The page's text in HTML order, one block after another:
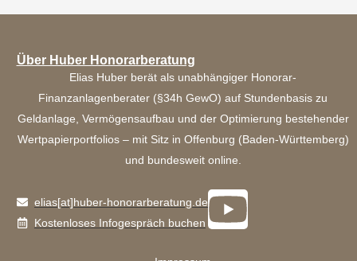
Über Huber Honorarberatung
Elias Huber berät als unabhängiger Honorar-
Finanzanlagenberater (§34h GewO) auf Stundenbasis zu
Geldanlage, Vermögensaufbau und der Optimierung bestehender
Wertpapierportfolios – mit Sitz in Offenburg (Baden-Württemberg)
und bundesweit online.
elias[at]huber-honorarberatung.de
Kostenloses Infogespräch buchen